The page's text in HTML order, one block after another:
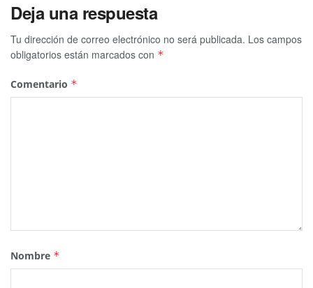
Deja una respuesta
Tu dirección de correo electrónico no será publicada. Los campos
obligatorios están marcados con *
Comentario *
Nombre *